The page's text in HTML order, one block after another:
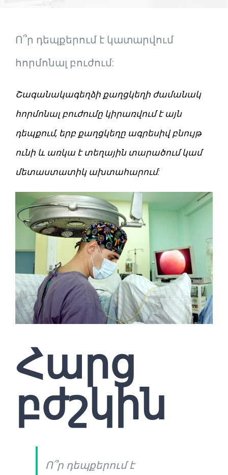
Ամրագրել այց
Ո՞ր դեպքերում է կատարվում
հորմոնալ բուժում:
Շագանակագեղձի քաղցկեղի ժամանակ
հորմոնալ բուժումը կիրառվում է այն
դեպքում, երբ քաղցկեղը ագրեսիվ բնույթ
ունի և առկա է տեղային տարածում կամ
մետաստատիկ ախտահարում:
Հարց
բժշկին
Ո՞ր դեպքերում է